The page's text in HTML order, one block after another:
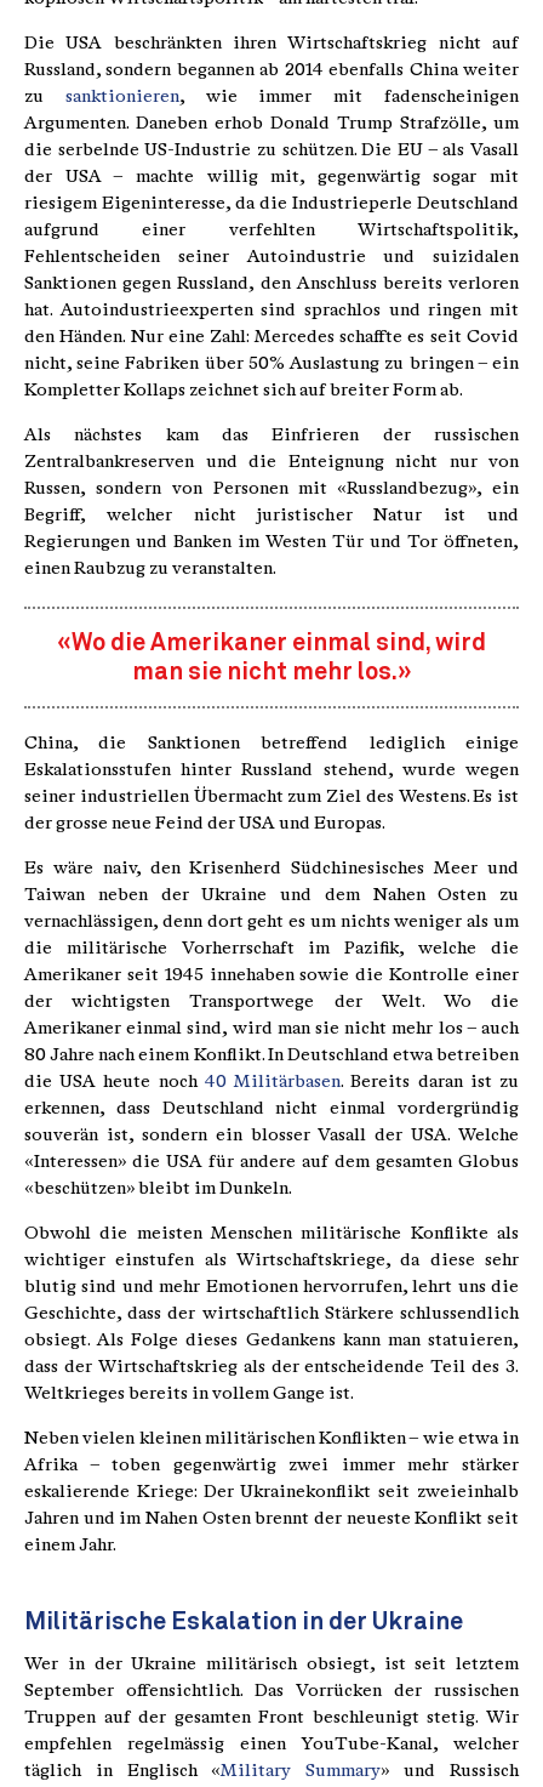
Die USA beschränkten ihren Wirtschaftskrieg nicht auf
Russland, sondern begannen ab 2014 ebenfalls China weiter
zu sanktionieren, wie immer mit fadenscheinigen
Argumenten. Daneben erhob Donald Trump Strafzölle, um
die serbelnde US-Industrie zu schützen. Die EU – als Vasall
der USA – machte willig mit, gegenwärtig sogar mit
riesigem Eigeninteresse, da die Industrieperle Deutschland
aufgrund einer verfehlten Wirtschaftspolitik,
Fehlentscheiden seiner Autoindustrie und suizidalen
Sanktionen gegen Russland, den Anschluss bereits verloren
hat. Autoindustrieexperten sind sprachlos und ringen mit
den Händen. Nur eine Zahl: Mercedes schaffte es seit Covid
nicht, seine Fabriken über 50% Auslastung zu bringen – ein
Kompletter Kollaps zeichnet sich auf breiter Form ab.
Als nächstes kam das Einfrieren der russischen
Zentralbankreserven und die Enteignung nicht nur von
Russen, sondern von Personen mit «Russlandbezug», ein
Begriff, welcher nicht juristischer Natur ist und
Regierungen und Banken im Westen Tür und Tor öffneten,
einen Raubzug zu veranstalten.
«Wo die Amerikaner einmal sind, wird
man sie nicht mehr los.»
China, die Sanktionen betreffend lediglich einige
Eskalationsstufen hinter Russland stehend, wurde wegen
seiner industriellen Übermacht zum Ziel des Westens. Es ist
der grosse neue Feind der USA und Europas.
Es wäre naiv, den Krisenherd Südchinesisches Meer und
Taiwan neben der Ukraine und dem Nahen Osten zu
vernachlässigen, denn dort geht es um nichts weniger als um
die militärische Vorherrschaft im Pazifik, welche die
Amerikaner seit 1945 innehaben sowie die Kontrolle einer
der wichtigsten Transportwege der Welt. Wo die
Amerikaner einmal sind, wird man sie nicht mehr los – auch
80 Jahre nach einem Konflikt. In Deutschland etwa betreiben
die USA heute noch 40 Militärbasen. Bereits daran ist zu
erkennen, dass Deutschland nicht einmal vordergründig
souverän ist, sondern ein blosser Vasall der USA. Welche
«Interessen» die USA für andere auf dem gesamten Globus
«beschützen» bleibt im Dunkeln.
Obwohl die meisten Menschen militärische Konflikte als
wichtiger einstufen als Wirtschaftskriege, da diese sehr
blutig sind und mehr Emotionen hervorrufen, lehrt uns die
Geschichte, dass der wirtschaftlich Stärkere schlussendlich
obsiegt. Als Folge dieses Gedankens kann man statuieren,
dass der Wirtschaftskrieg als der entscheidende Teil des 3.
Weltkrieges bereits in vollem Gange ist.
Neben vielen kleinen militärischen Konflikten – wie etwa in
Afrika – toben gegenwärtig zwei immer mehr stärker
eskalierende Kriege: Der Ukrainekonflikt seit zweieinhalb
Jahren und im Nahen Osten brennt der neueste Konflikt seit
einem Jahr.
Militärische Eskalation in der Ukraine
Wer in der Ukraine militärisch obsiegt, ist seit letztem
September offensichtlich. Das Vorrücken der russischen
Truppen auf der gesamten Front beschleunigt stetig. Wir
empfehlen regelmässig einen YouTube-Kanal, welcher
täglich in Englisch «Military Summary» und Russisch